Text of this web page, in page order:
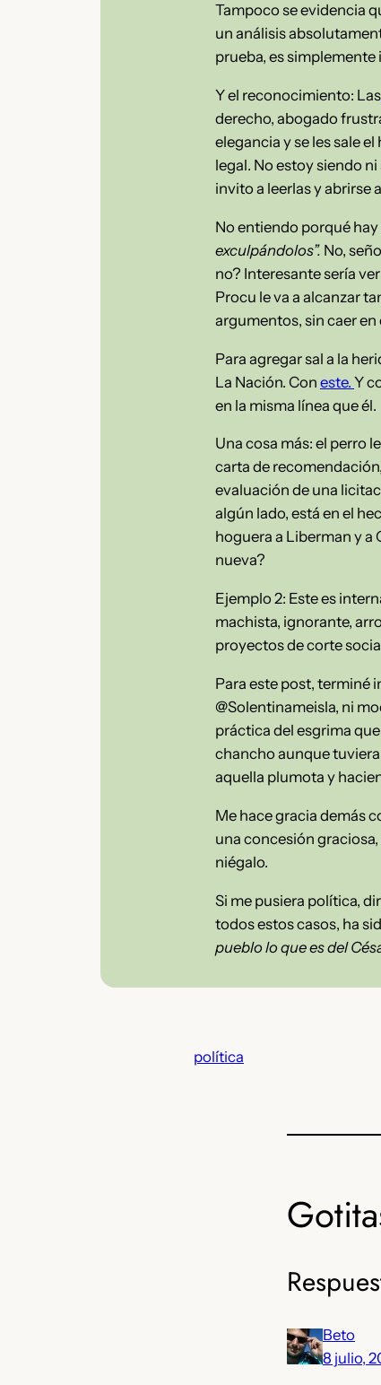
Tampoco se evidencia
un análisis
prueba, es simplemente
Y el reconocimiento: Las
derecho, abogado
elegancia y se les sale
legal. No estoy siendo
invito a leerlas y abrirse
No entiendo porqué
exculpándolos”. No,
no? Interesante sería
Procu le va a alcanzar
argumentos, sin caer en
Para agregar sal a la
La Nación. Con este. Y
en la misma línea que él.
Una cosa más: el perro
carta de
evaluación de una
algún lado, está en el
hoguera a Liberman y a
nueva?
Ejemplo 2: Este es
machista, ignorante,
proyectos de corte
Para este post, terminé
@Solentinameisla, ni
práctica del esgrima
chancho aunque
aquella plumota y
Me hace gracia demás
una concesión
niégalo.
Si me pusiera política,
todos estos casos, ha
pueblo lo que es del
política
Beto
8 julio,